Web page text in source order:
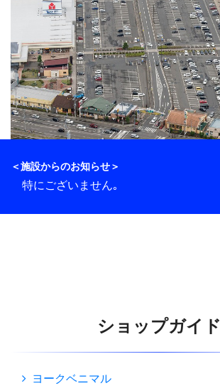
＜施設からのお知らせ＞
特にございません｡
ショップガイド
ヨークベニマル